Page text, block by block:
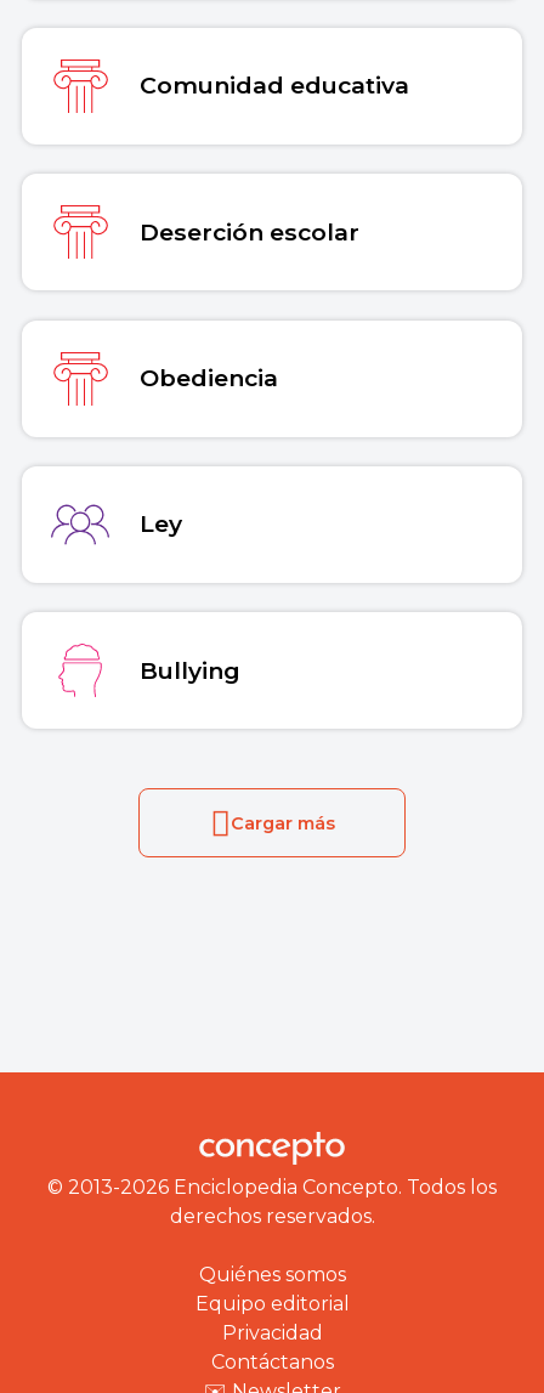
Comunidad educativa
Deserción escolar
Obediencia
Ley
Bullying
Cargar más
© 2013-2026 Enciclopedia Concepto. Todos los
derechos reservados.
Quiénes somos
Equipo editorial
Privacidad
Contáctanos